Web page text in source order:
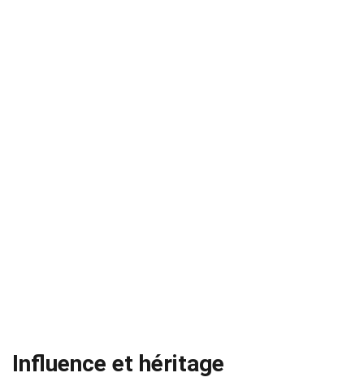
Influence et héritage